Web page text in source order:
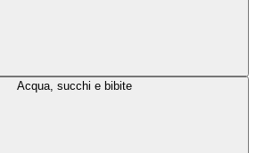
Acqua, succhi e bibite